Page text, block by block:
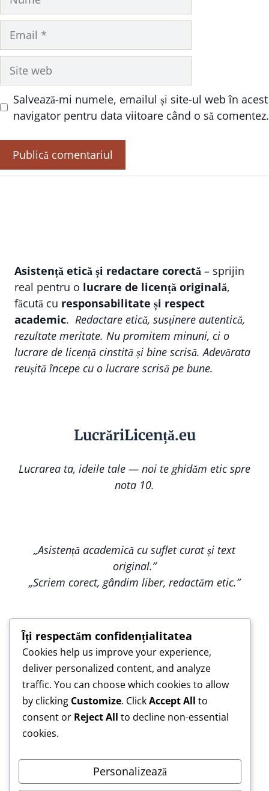
Site
web
Salvează-mi numele, emailul și site-ul web în acest
navigator pentru data viitoare când o să comentez.
Asistență etică și redactare corectă – sprijin
real pentru o lucrare de licență originală,
făcută cu responsabilitate și respect
academic. Redactare etică, susținere autentică,
rezultate meritate. Nu promitem minuni, ci o
lucrare de licență cinstită și bine scrisă. Adevărata
reușită începe cu o lucrare scrisă pe bune.
LucrăriLicență.eu
Lucrarea ta, ideile tale — noi te ghidăm etic spre
nota 10.
„Asistență academică cu suflet curat și text
original.”
„Scriem corect, gândim liber, redactăm etic.”
„Construim împreună, nu copiem — pentru o
lucrare care te reprezintă.”
„Asistență de încredere pentru lucrări scrise cu
responsabilitate.”
Îți respectăm confidențialitatea
Cookies help us improve your experience,
deliver personalized content, and analyze
traffic. You can choose which cookies to allow
by clicking Customize. ClickAccept All to
consent or Reject All to decline non-essential
cookies.
Personalizează